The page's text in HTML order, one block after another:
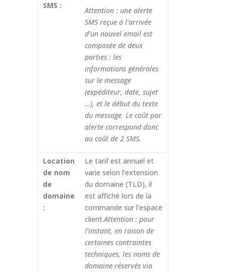
SMS :
Attention : une alerte
SMS reçue à l’arrivée
d’un nouvel email est
composée de deux
parties : les
informations générales
sur le message
(expéditeur, date, sujet
…), et le début du texte
du message. Le coût par
alerte correspond donc
au coût de 2 SMS.
Location
de nom
de
domaine
:
Le tarif est annuel et
varie selon l’extension
du domaine (TLD), il
est affiché lors de la
commande sur l’espace
client.Attention : pour
l’instant, en raison de
certaines contraintes
techniques, les noms de
domaine réservés via